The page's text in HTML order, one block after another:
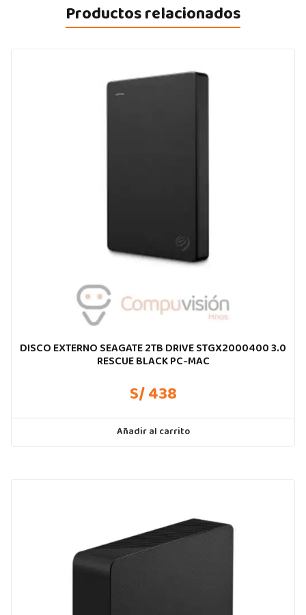
Productos relacionados
DISCO EXTERNO SEAGATE 2TB DRIVE STGX2000400 3.0
RESCUE BLACK PC-MAC
S/ 438
Añadir al carrito